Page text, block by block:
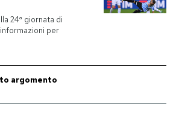
Europa
Mondiali calcio 2026
24ª giornata di
per
argomento